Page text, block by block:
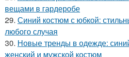
вещами в гардеробе
29. Синий костюм с юбкой:
любого случая
30. Новые тренды в одежде:
женский и мужской костюм